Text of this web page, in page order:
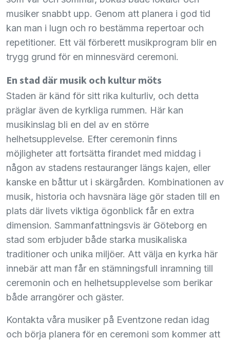
musiker snabbt upp. Genom att planera i god tid
kan man i lugn och ro bestämma repertoar och
repetitioner. Ett väl förberett musikprogram blir en
trygg grund för en minnesvärd ceremoni.
En stad där musik och kultur möts
Staden är känd för sitt rika kulturliv, och detta
präglar även de kyrkliga rummen. Här kan
musikinslag bli en del av en större
helhetsupplevelse. Efter ceremonin finns
möjligheter att fortsätta firandet med middag i
någon av stadens restauranger längs kajen, eller
kanske en båttur ut i skärgården. Kombinationen av
musik, historia och havsnära läge gör staden till en
plats där livets viktiga ögonblick får en extra
dimension. Sammanfattningsvis är Göteborg en
stad som erbjuder både starka musikaliska
traditioner och unika miljöer. Att välja en kyrka här
innebär att man får en stämningsfull inramning till
ceremonin och en helhetsupplevelse som berikar
både arrangörer och gäster.
Kontakta våra musiker på Eventzone redan idag
och börja planera för en ceremoni som kommer att